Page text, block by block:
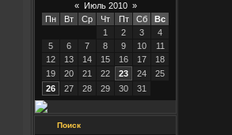
« Июль 2010 »
Пн
Вт Ср Чт Пт Сб
Вс
1
2 3
4
5
6 7 8 9 10
11
12
13 14 15 16 17
18
19
20 21 22 23 24
25
26
27 28 29 30 31
Поиск